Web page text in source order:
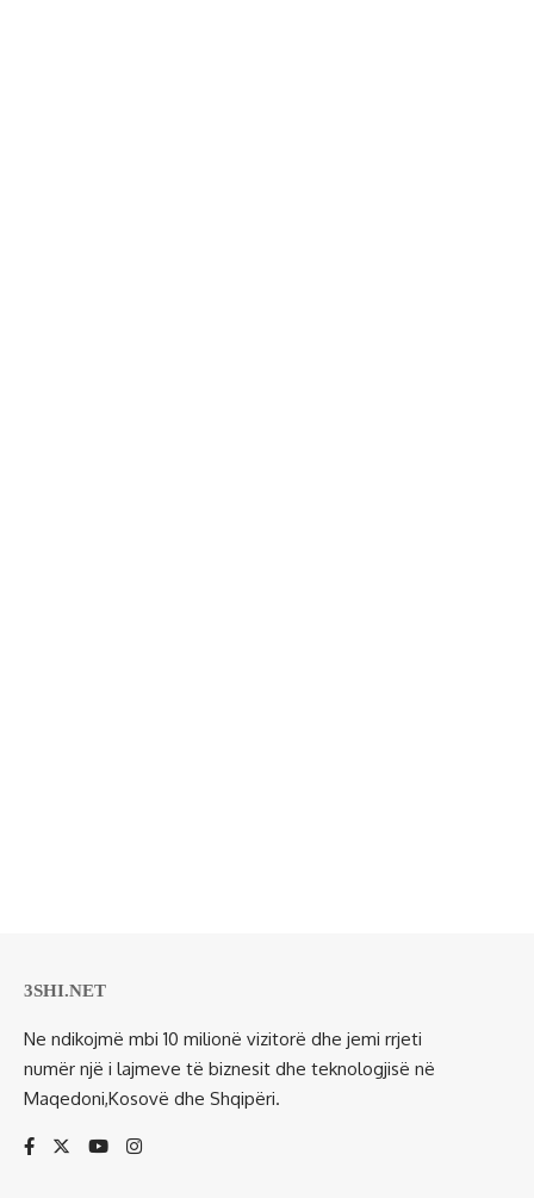
3SHI.NET
Ne ndikojmë mbi 10 milionë vizitorë dhe jemi rrjeti
numër një i lajmeve të biznesit dhe teknologjisë në
Maqedoni,Kosovë dhe Shqipëri.